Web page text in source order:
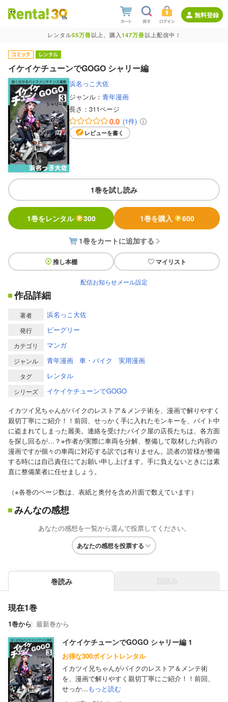
無料登録
レンタル55万冊以上、購入147万冊以上配信中！
イケイケチューンでGOGO シャリー編
浜名っこ大佐
ジャンル： 青年漫画
長さ： 311ページ
0.0 (1件)
レビューを書く
1巻を試し読み
1巻をレンタル 300 1巻を購入 600
1巻をカートに追加する
推し本棚 マイリスト
配信お知らせメール設定
作品詳細
著者 浜名っこ大佐
発行 ビーグリー
カテゴリ マンガ
ジャンル 青年漫画 車・バイク 実用漫画
タグ レンタル
シリーズ
イケイケチューンでGOGO
イカツイ兄ちゃんがバイクのレストア＆メンテ術を、漫画で解りやすく
親切丁寧にご紹介！！前回、せっかく手に入れたモンキーを、バイト中
に盗まれてしまった麗美。連絡を受けたバイク屋の店長たちは、各方面
を探し回るが…？※作者が実際に車両を分解、整備して取材した内容の
漫画ですが個々の車両に対応する訳では有りません。読者の皆様が整備
する時には自己責任にてお願い申し上げます。手に負えないときには素
直に整備業者に任せましょう。
（※各巻のページ数は、表紙と奥付を含め片面で数えています）
みんなの感想
あなたの感想を一覧から選んで投票してください。
あなたの感想を投票する
巻読み
現在1巻
1巻から 最新巻から
イケイケチューンでGOGO シャリー編 1
お得な300ポイントレンタル
イカツイ兄ちゃんがバイクのレストア＆メンテ術
を、漫画で解りやすく親切丁寧にご紹介！！前回、
せっか...もっと読む